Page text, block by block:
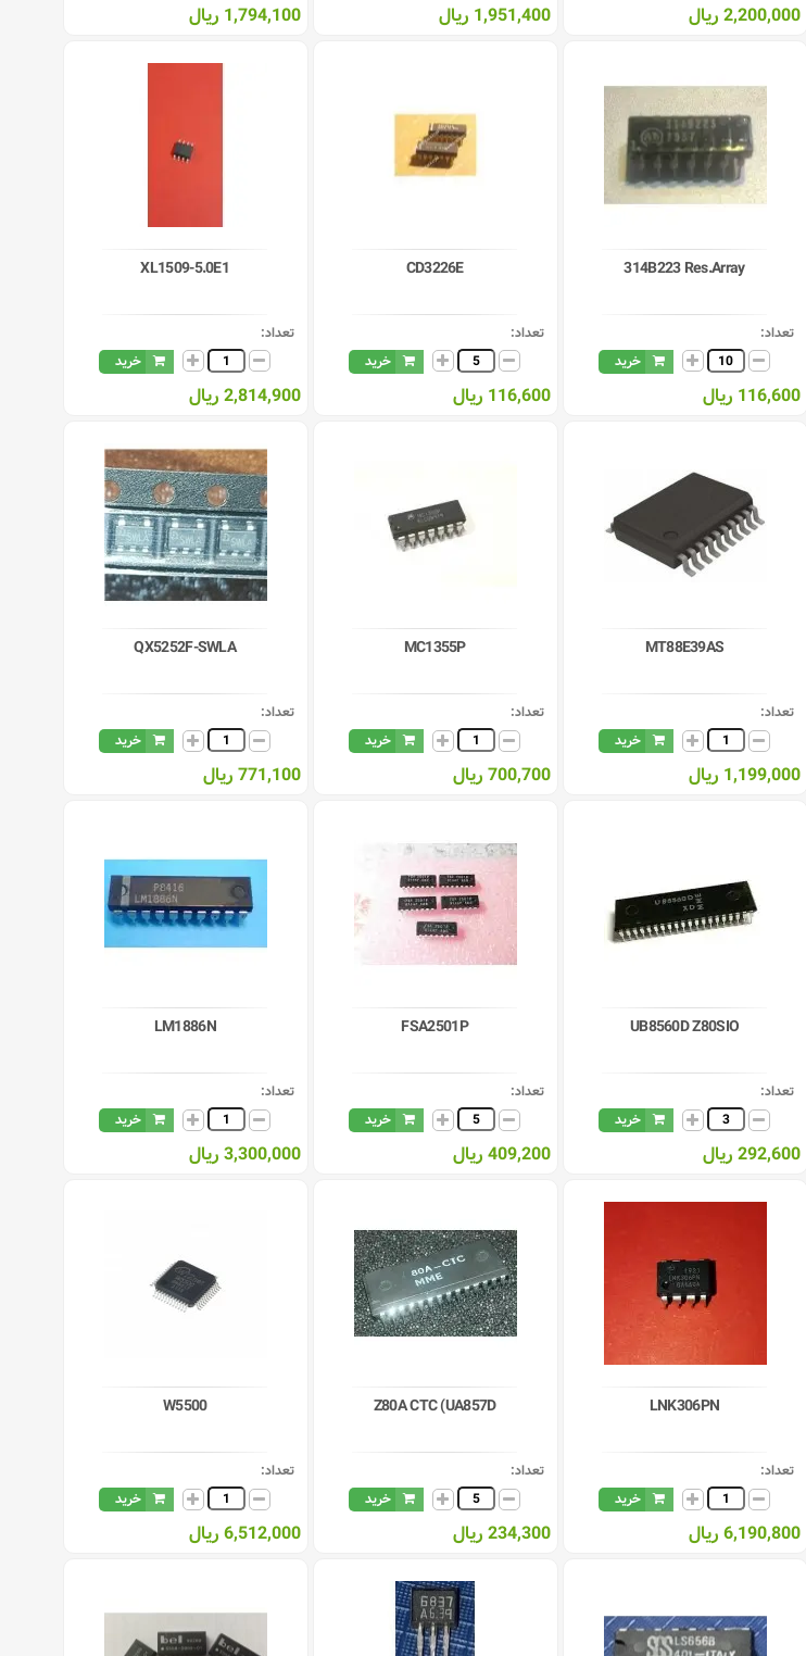
2,200,000 ریال 1,951,400 ریال 1,794,100 ریال
314B223 Res.Array
تعداد:
خرید
116,600 ریال
CD3226E
تعداد:
خرید
116,600 ریال
XL1509-5.0E1
تعداد:
خرید
2,814,900 ریال
MT88E39AS
تعداد:
خرید
1,199,000 ریال
MC1355P
تعداد:
خرید
700,700 ریال
QX5252F-SWLA
تعداد:
خرید
771,100 ریال
UB8560D Z80SIO
تعداد:
خرید
292,600 ریال
FSA2501P
تعداد:
خرید
409,200 ریال
LM1886N
تعداد:
خرید
3,300,000 ریال
LNK306PN
تعداد:
خرید
6,190,800 ریال
Z80A CTC (UA857D
تعداد:
خرید
234,300 ریال
W5500
تعداد:
خرید
6,512,000 ریال